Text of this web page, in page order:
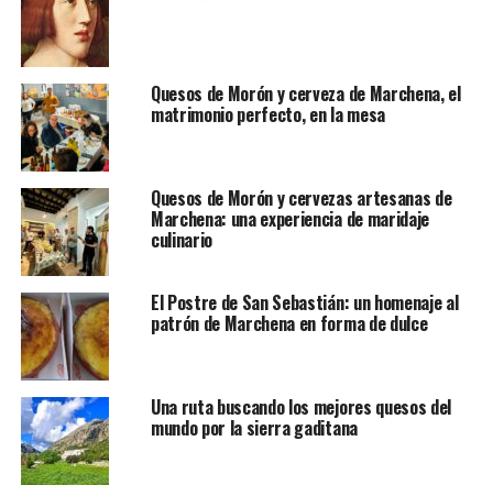
Quesos de Morón y cerveza de Marchena, el
matrimonio perfecto, en la mesa
Quesos de Morón y cervezas artesanas de
Marchena: una experiencia de maridaje
culinario
El Postre de San Sebastián: un homenaje al
patrón de Marchena en forma de dulce
Una ruta buscando los mejores quesos del
mundo por la sierra gaditana